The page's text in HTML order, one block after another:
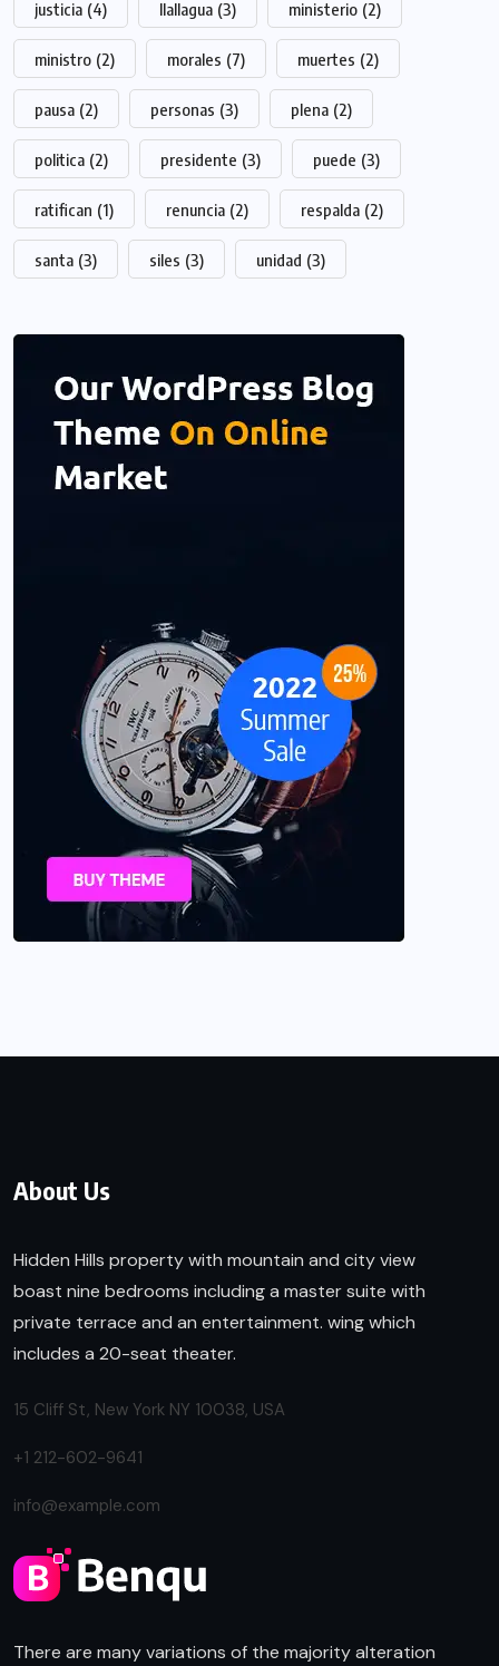
justicia (4) llallagua (3) ministerio (2)
ministro (2) morales (7) muertes (2)
pausa (2) personas (3) plena (2)
politica (2) presidente (3) puede (3)
ratifican (1) renuncia (2) respalda (2)
santa (3) siles (3) unidad (3)
About Us
Hidden Hills property with mountain and city view
boast nine bedrooms including a master suite with
private terrace and an entertainment. wing which
includes a 20-seat theater.
15 Cliff St, New York NY 10038, USA
+1 212-602-9641
info@example.com
There are many variations of the majority alteration